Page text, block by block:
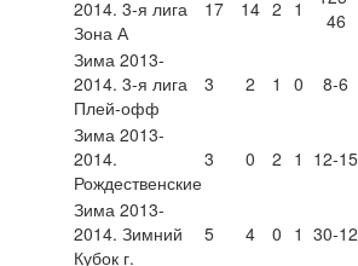
2014. 3-я лига
Зона А
17 14 2 1
46
Зима 2013-
2014. 3-я лига
Плей-офф
3 2 1 0 8-6
Зима 2013-
2014.
Рождественские
3 0 2 1 12-15
Зима 2013-
2014. Зимний
Кубок г.
5 4 0 1 30-12